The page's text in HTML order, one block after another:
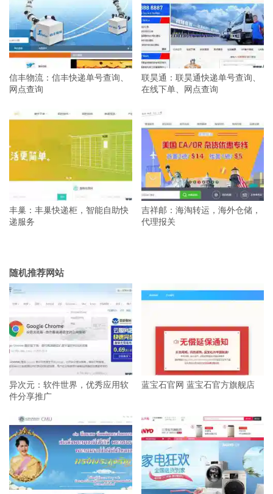
信丰物流：信丰快递单号查询、
网点查询
联昊通：联昊通快递单号查询、
在线下单、网点查询
丰巢：丰巢快递柜，智能自助快
递服务
吉祥邮：海淘转运，海外仓储，
代理报关
随机推荐网站
异次元：软件世界，优秀应用软
件分享推广
蓝宝石官网 蓝宝石官方旗舰店